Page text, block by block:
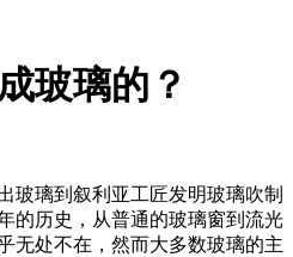
玻璃的？
玻璃到叙利亚工匠发明玻璃吹制
的历史，从普通的玻璃窗到流光
无处不在，然而大多数玻璃的主